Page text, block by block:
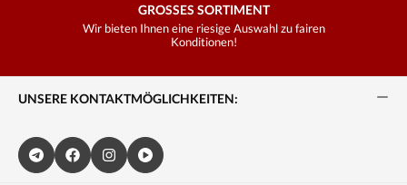
GROSSES SORTIMENT
Wir bieten Ihnen eine riesige Auswahl zu fairen
Konditionen!
UNSERE KONTAKTMÖGLICHKEITEN: